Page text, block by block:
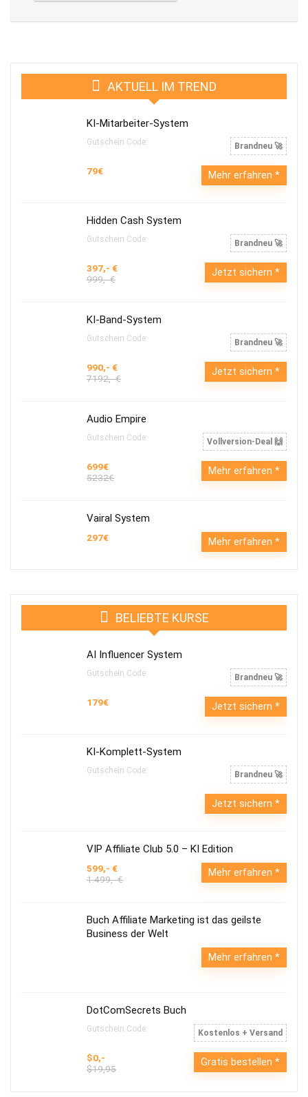
AKTUELL IM TREND
KI-Mitarbeiter-System
Gutschein Code: Brandneu 🚀
79€ Mehr erfahren
Hidden Cash System
Gutschein Code: Brandneu 🚀
397,- €
999,- €
Jetzt sichern
KI-Band-System
Gutschein Code: Brandneu 🚀
990,- €
7192,- €
Jetzt sichern
Audio Empire
Gutschein Code: Vollversion-Deal 🙌
699€
5232€
Mehr erfahren
Vairal System
297€ Mehr erfahren
BELIEBTE KURSE
AI Influencer System
Gutschein Code: Brandneu 🚀
179€ Jetzt sichern
KI-Komplett-System
Gutschein Code: Brandneu 🚀
Jetzt sichern
VIP Affiliate Club 5.0 – KI Edition
599,- €
1.499,- €
Mehr erfahren
Buch Affiliate Marketing ist das geilste
Business der Welt
Mehr erfahren
DotComSecrets Buch
Gutschein Code: Kostenlos + Versand
$0,-
$19,95
Gratis bestellen